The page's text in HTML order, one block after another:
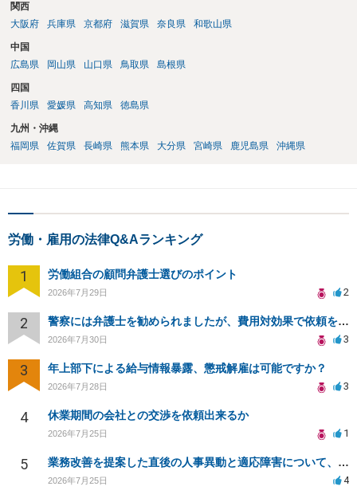
関西
大阪府
兵庫県 京都府 滋賀県 奈良県 和歌山県
中国
広島県
岡山県 山口県 鳥取県 島根県
四国
香川県
愛媛県 高知県 徳島県
九州・沖縄
福岡県
佐賀県 長崎県 熊本県 大分県 宮崎県 鹿児島県 沖縄県
労働・雇用の法律Q&Aランキング
1 労働組合の顧問弁護士選びのポイント
2026年7月29日 2
2 警察には弁護士を勧められましたが、費用対効果で依頼をすることを躊躇しています。
2026年7月30日 3
3 年上部下による給与情報暴露、懲戒解雇は可能ですか？
2026年7月28日 3
4 休業期間の会社との交渉を依頼出来るか
2026年7月25日 1
5 業務改善を提案した直後の人事異動と適応障害について、法的に問題があるか相談したいです。
2026年7月25日 4